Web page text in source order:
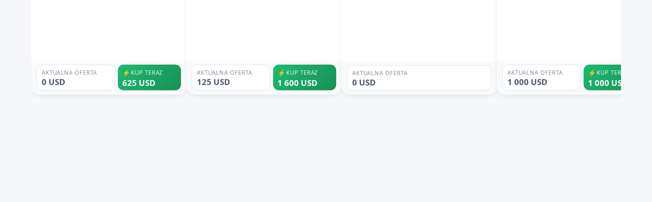
AKTUALNA OFERTA
0 USD
⚡ KUP TERAZ
625 USD
AKTUALNA OFERTA
125 USD
⚡ KUP TERAZ
1 600 USD
AKTUALNA OFERTA
0 USD
AKTUALNA OFERTA
1 000 USD
⚡ KUP TERAZ
1 000 USD